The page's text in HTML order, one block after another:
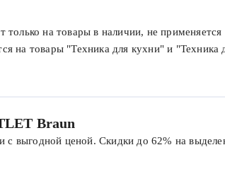
только на товары в наличии, не
на товары "Техника для кухни" и "Техника
Braun
с выгодной ценой. Скидки до 62% на